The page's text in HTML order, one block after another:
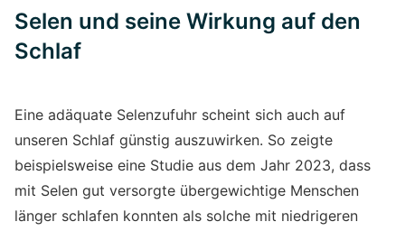
Selen und seine Wirkung auf den
Schlaf
Eine adäquate Selenzufuhr scheint sich auch auf
unseren Schlaf günstig auszuwirken. So zeigte
beispielsweise eine Studie aus dem Jahr 2023, dass
mit Selen gut versorgte übergewichtige Menschen
länger schlafen konnten als solche mit niedrigeren